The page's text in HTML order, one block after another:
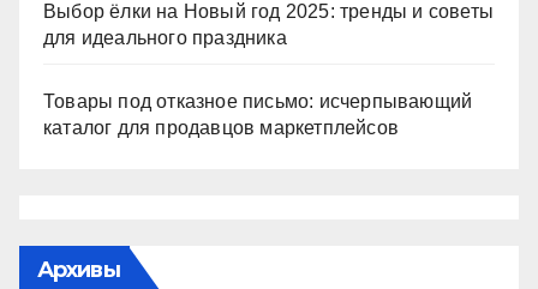
Выбор ёлки на Новый год 2025: тренды и советы
для идеального праздника
Товары под отказное письмо: исчерпывающий
каталог для продавцов маркетплейсов
Архивы